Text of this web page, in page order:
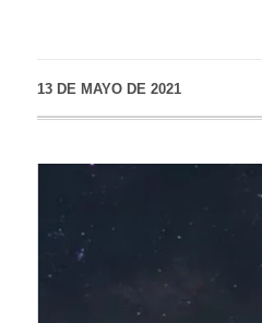
13 DE MAYO DE 2021